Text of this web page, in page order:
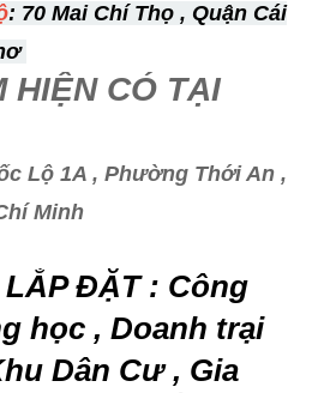
: 70 Mai Chí Thọ , Quận Cái
HIỆNCÓ TẠI
Lộ 1A , Phường Thới An ,
Minh
LẮP ĐẶT : Công
học , Doanh trại
Dân Cư , Gia